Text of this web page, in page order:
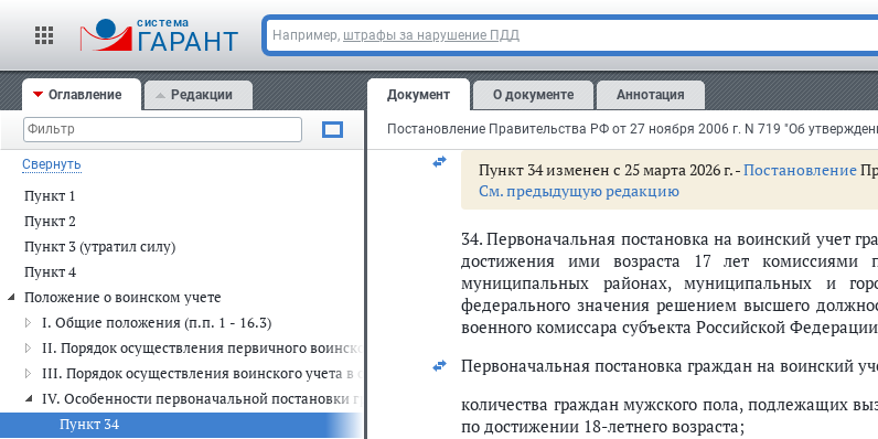
cистема
ГАРАНТ Например, штрафы за нарушение ПДД
Оглавление Редакции
Свернуть
Пункт 1
Пункт 2
Пункт 3 (утратил силу)
Пункт 4
Положение о воинском учете
I. Общие положения (п.п. 1 - 16.3)
II. Порядок осуществления первичного воинского учета в органах местного самоуправления (п.п. 17 - 26)
III. Порядок осуществления воинского учета в организациях (п.п. 27 - 33)
IV. Особенности первоначальной постановки граждан на воинский учет (п. 34)
Пункт 34
Документ О документе Аннотация
Пункт 34 изменен с 25 марта 2026 г. -Постановление
См. предыдущую редакцию
34. Первоначальная постановка на воинский учет
достижения ими возраста 17 лет комиссиями
муниципальных районах, муниципальных и
федерального значения решением высшего
военного комиссара субъекта Российской
Первоначальная постановка граждан на воинский
количества граждан мужского пола, подлежащих
по достижении 18-летнего возраста;